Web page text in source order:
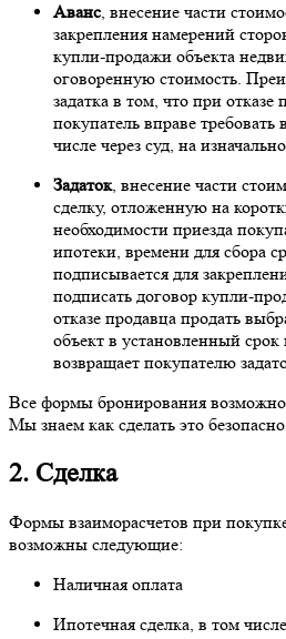
Аванс, внесение части
закрепления намерений
купли-продажи объекта
оговоренную стоимость.
задатка в том, что при отказе
покупатель вправе требовать
числе через суд, на
Задаток, внесение части
сделку, отложенную на
необходимости приезда
ипотеки, времени для сбора
подписывается для
подписать договор купли-
отказе продавца продать
объект в установленный
возвращает покупателю
Все формы бронирования
Мы знаем как сделать это
2. Сделка
Формы взаиморасчетов при
возможны следующие:
Наличная оплата
Ипотечная сделка, в том